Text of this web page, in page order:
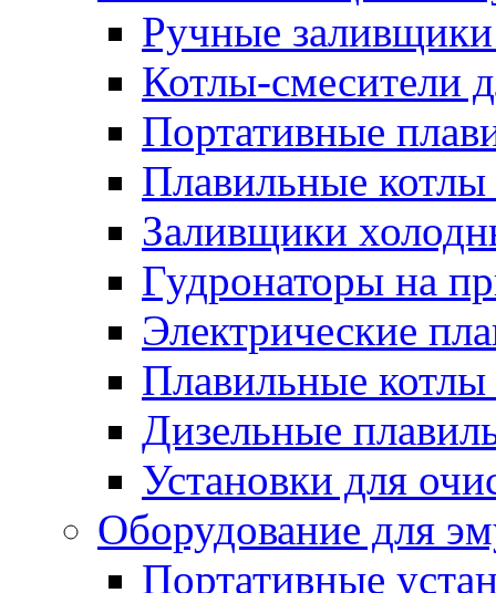
Ручные заливщики
Котлы-смесители
Портативные
Плавильные
Заливщики
Гудронаторы на
Электрические
Плавильные
Дизельные
Установки для
Оборудование для
Портативные